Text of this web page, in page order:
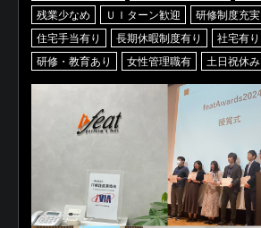
残業少なめ
ＵＩターン歓迎 研修制度充実
住宅手当有り
長期休暇制度有り 社宅有り
研修・教育あり
女性管理職有 土日祝休み